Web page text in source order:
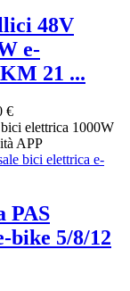
48V
e-
21 ...
€
elettrica 1000W
APP
PAS
bike 5/8/12